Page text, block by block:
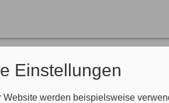
Einstellungen
werden beispielsweise
Fahrzeug bei AXA versichern?